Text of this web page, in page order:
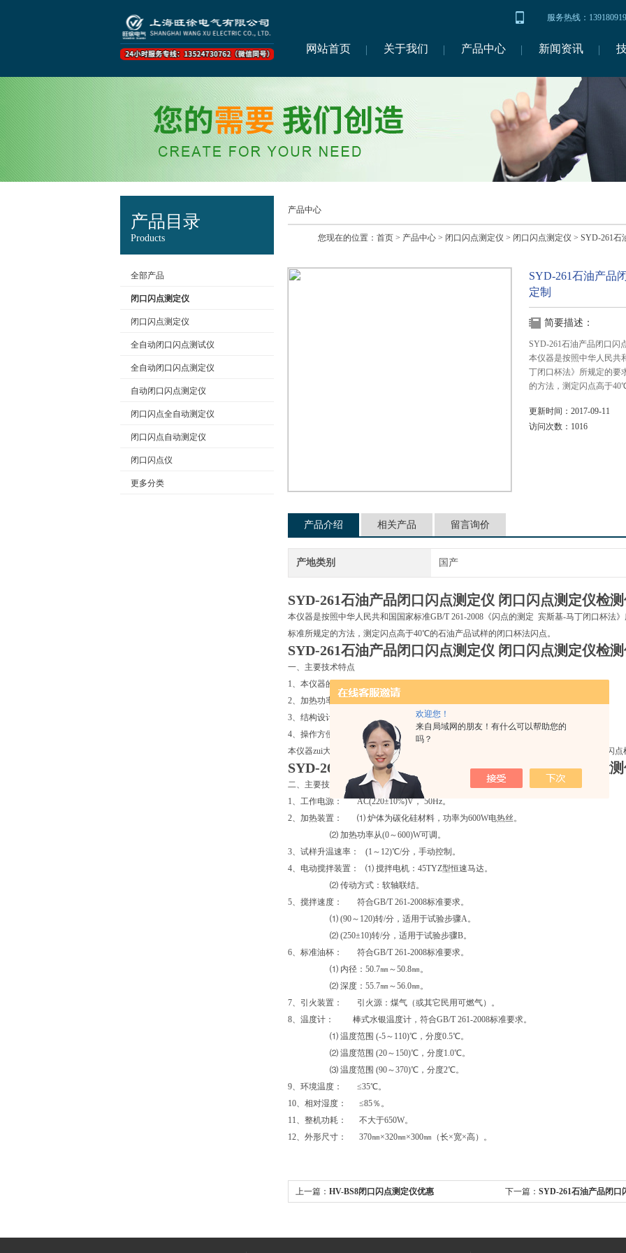
欢迎您！
来自局域网的朋友！有什么可以帮助您的
吗？
服务热线：
网站首页 关于我们 产品中心 新闻资讯
产品目录
Products
全部产品
闭口闪点测定仪
闭口闪点测定仪
全自动闭口闪点测试仪
全自动闭口闪点测定仪
自动闭口闪点测定仪
闭口闪点全自动测定仪
闭口闪点自动测定仪
闭口闪点仪
更多分类
产品中心
您现在的位置： 首页 > 产品中心 > 闭口闪点测定仪 > 闭口闪点测定仪 > SYD-261石
SYD-261石油产品
定制
简要描述：
SYD-261石油产品闭口闪
本仪器是按照中华人民共
丁闭口杯法》所规定的要
的方法，测定闪点高于
更新时间： 2017-09-11
访问次数： 1016
产品介绍 相关产品 留言询价
产地类别 国产
SYD-261石油产品闭口闪点测定仪 闭口闪点测定仪检
本仪器是按照中华人民共和国国家标准GB/T 261-2008《闪点的测定 宾斯基-马丁闭口杯法
标准所规定的方法，测定闪点高于40℃的石油产品试样的闭口杯法闪点。
SYD-261石油产品闭口闪点测定仪 闭口闪点测定仪检
一、主要技术特点
1、本仪器的设计*符合GB/ T261-2008标准的要求。
2、加热功率连续、无级可调，功率大小由电压表直观显示，温度控制方式先进、合理。
3、结构设计小巧，不锈钢台面美观，清除油污方便。
4、操作方便，测试结果准确，被多家计量检测单位选作闭口闪点的检测仪器。
本仪器zui大的特点是：*符合GB/T 261-2008标准，仪器经典，可作为计量检测单位闭口闪点
SYD-261石油产品闭口闪点测定仪闭口闪点测定仪检测
二、主要技术参数及指标
1、工作电源： AC(220±10%)V， 50Hz。
2、加热装置： ⑴ 炉体为碳化硅材料，功率为600W电热丝。
⑵ 加热功率从(0～600)W可调。
3、试样升温速率： (1～12)℃/分，手动控制。
4、电动搅拌装置： ⑴ 搅拌电机：45TYZ型恒速马达。
⑵ 传动方式：软轴联结。
5、搅拌速度： 符合GB/T 261-2008标准要求。
⑴ (90～120)转/分，适用于试验步骤A。
⑵ (250±10)转/分，适用于试验步骤B。
6、标准油杯： 符合GB/T 261-2008标准要求。
⑴ 内径：50.7㎜～50.8㎜。
⑵ 深度：55.7㎜～56.0㎜。
7、引火装置： 引火源：煤气（或其它民用可燃气）。
8、温度计： 棒式水银温度计，符合GB/T 261-2008标准要求。
⑴ 温度范围 (-5～110)℃，分度0.5℃。
⑵ 温度范围 (20～150)℃，分度1.0℃。
⑶ 温度范围 (90～370)℃，分度2℃。
9、环境温度： ≤35℃。
10、相对湿度： ≤85％。
11、整机功耗： 不大于650W。
12、外形尺寸： 370㎜×320㎜×300㎜（长×宽×高）。
上一篇： HV-BS8闭口闪点测定仪优惠 下一篇： SYD-261石油产品闭口